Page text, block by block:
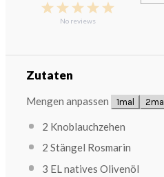
5
4
3
Stars
2
Stars
1
Star
No reviews
Zutaten
Mengen anpassen 1mal 2mal
2 Knoblauchzehen
2 Stängel Rosmarin
3 EL natives Olivenöl